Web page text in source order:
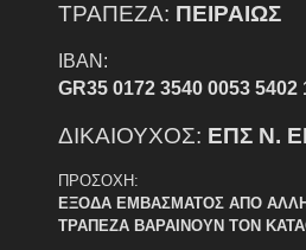
ΤΡΑΠΕΖΑ: ΠΕΙΡΑΙΩΣ
IBAN:
GR35 0172 3540 0053 5402
ΔΙΚΑΙΟΥΧΟΣ: ΕΠΣ Ν.
ΠΡΟΣΟΧΗ:
ΕΞΟΔΑ ΕΜΒΑΣΜΑΤΟΣ ΑΠΟ ΑΛΛΗ
ΤΡΑΠΕΖΑ ΒΑΡΑΙΝΟΥΝ ΤΟΝ